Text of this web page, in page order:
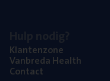
Klan­ten­zo­ne
Van­b­re­da Health
Con­tact